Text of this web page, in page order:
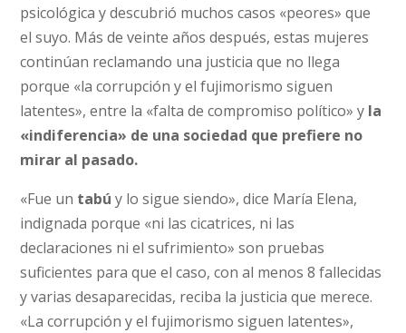
psicológica y descubrió muchos casos «peores» que
el suyo. Más de veinte años después, estas mujeres
continúan reclamando una justicia que no llega
porque «la corrupción y el fujimorismo siguen
latentes», entre la «falta de compromiso político» y la
«indiferencia» de una sociedad que prefiere no
mirar al pasado.
«Fue un tabúy lo sigue siendo», dice María Elena,
indignada porque «ni las cicatrices, ni las
declaraciones ni el sufrimiento» son pruebas
suficientes para que el caso, con al menos 8 fallecidas
y varias desaparecidas, reciba la justicia que merece.
«La corrupción y el fujimorismo siguen latentes»,